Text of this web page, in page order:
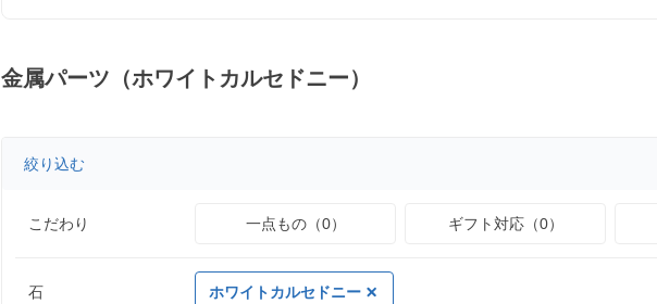
金属パーツ（ホワイトカルセドニー）
絞り込む
こだわり 一点もの（0） ギフト対応（0）
石 ホワイトカルセドニー